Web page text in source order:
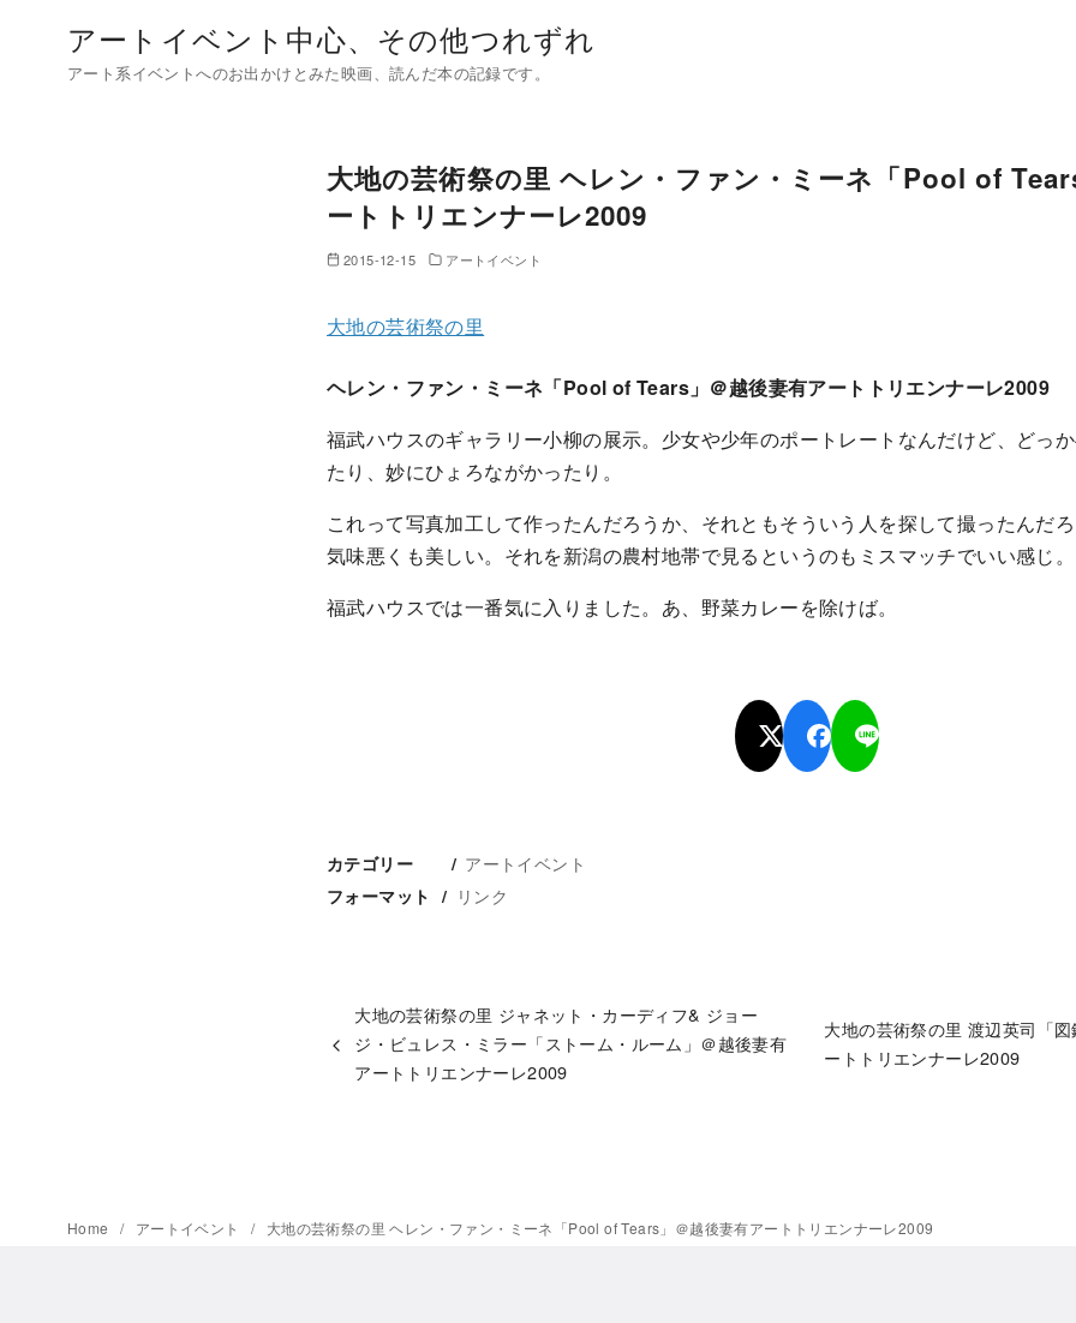
アートイベント中心、その他つれずれ
アート系イベントへのお出かけとみた映画、読んだ本の記録です。
大地の芸術祭の里 ヘレン・ファン・ミーネ「Pool of
ートトリエンナーレ2009
2015-12-15 アートイベント
大地の芸術祭の里
ヘレン・ファン・ミーネ「Pool of Tears」＠越後妻有アートトリエンナーレ2009
福武ハウスのギャラリー小柳の展示。少女や少年のポートレートなんだけど、どっ
たり、妙にひょろながかったり。
これって写真加工して作ったんだろうか、それともそういう人を探して撮ったんだ
気味悪くも美しい。それを新潟の農村地帯で見るというのもミスマッチでいい感じ。
福武ハウスでは一番気に入りました。あ、野菜カレーを除けば。
カテゴリー アートイベント
フォーマット リンク
大地の芸術祭の里 ジャネット・カーディフ& ジョー
ジ・ビュレス・ミラー「ストーム・ルーム」＠越後妻有
アートトリエンナーレ2009
大地の芸術祭の里 渡辺英司「
ートトリエンナーレ2009
Home アートイベント 大地の芸術祭の里 ヘレン・ファン・ミーネ「Pool of Tears」＠越後妻有アートトリエンナーレ2009